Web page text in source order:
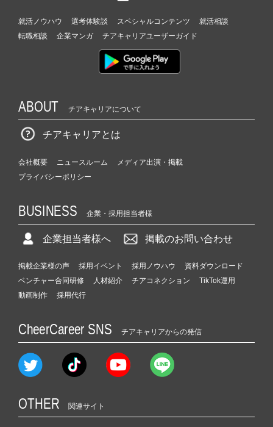
就活ノウハウ 選考体験談 スペシャルコンテンツ
就活相談
転職相談
企業マンガ チアキャリアユーザーガイド
ABOUT チアキャリアについて
チアキャリアとは
会社概要 ニュースルーム
メディア出演・掲載
プライバシーポリシー
BUSINESS 企業・採用担当者様
企業担当者様へ 掲載のお問い合わせ
掲載企業様の声 採用イベント 採用ノウハウ
資料ダウンロード
ベンチャー合同研修
人材紹介 チアコネクション
TikTok運用
動画制作
採用代行
CheerCareer SNS チアキャリアからの発信
OTHER 関連サイト